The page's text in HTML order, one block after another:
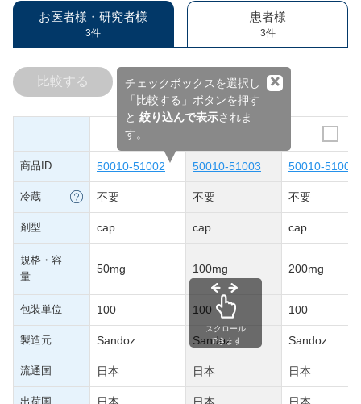
お医者様・研究者様
3件
患者様
3件
チェックボックスを選択し
「比較する」ボタンを押す
と 絞り込んで表示されま
す。
×
比較する
商品ID 50010-51002 50010-51003 50010-51004
冷蔵 不要 不要 不要
剤型 cap cap cap
規格・容
量
50mg 100mg 200mg
包装単位 100 100 100
製造元 Sandoz Sandoz Sandoz
流通国 日本 日本 日本
出荷国 日本 日本 日本
スクロール
できます